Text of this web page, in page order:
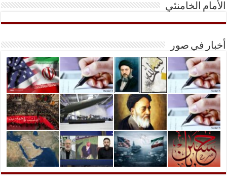
الأمام الخامنئي
أخبار في صور